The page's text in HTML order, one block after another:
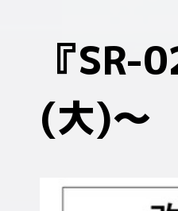
『SR-
(大)～